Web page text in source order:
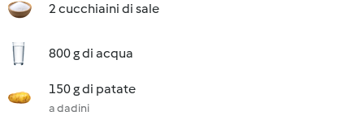
2 cucchiaini di sale
800 g di acqua
150 g di patate
a dadini